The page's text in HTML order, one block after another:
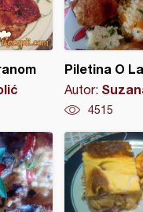
Piletina O
Autor:
4515